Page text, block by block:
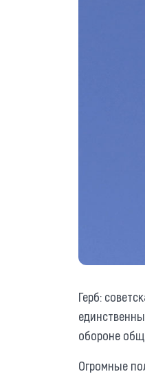
Герб:
обороне
Огромные